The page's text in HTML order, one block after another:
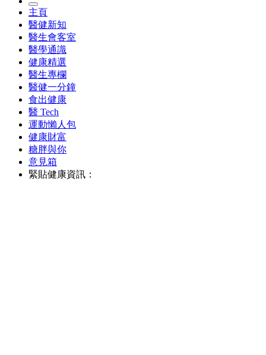
主頁
醫健新知
醫生會客室
醫學通識
健康精選
醫生專欄
醫健一分鐘
食出健康
醫 Tech
運動懶人包
健康財富
糖胖與你
意見箱
緊貼健康資訊：